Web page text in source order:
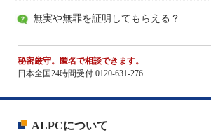
無実や無罪を証明してもらえる？
秘密厳守。匿名で相談できます。
日本全国24時間受付 0120-631-276
ALPCについて